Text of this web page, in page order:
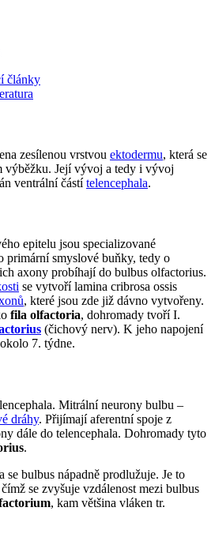
články
zesílenou vrstvou ektodermu, která se
výběžku. Její vývoj a tedy i vývoj
ventrální částítelencephala.
epitelu jsou specializované
primární smyslové buňky, tedy o
axony probíhají do bulbus olfactorius.
se vytvoří lamina cribrosa ossis
, které jsou zde již dávno vytvořeny.
fila olfactoria, dohromady tvoří I.
(čichový nerv). K jeho napojení
7. týdne.
Mitrální neurony bulbu –
dráhy. Přijímají aferentní spoje z
dále do telencephala. Dohromady tyto
.
se bulbus nápadně prodlužuje. Je to
čímž se zvyšuje vzdálenost mezi bulbus
, kam většina vláken tr.